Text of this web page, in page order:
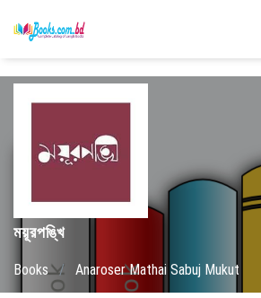
ময়ূরপঙ্খি
Books / Anaroser Mathai Sabuj Mukut